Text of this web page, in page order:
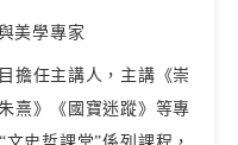
美學專家
擔任主講人，主講《崇
熹》《國寶迷蹤》等專